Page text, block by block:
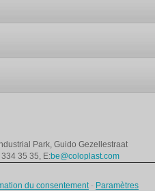
Park, Guido Gezellestraat
35 35, E:be@coloplast.com
du consentement- Paramètres